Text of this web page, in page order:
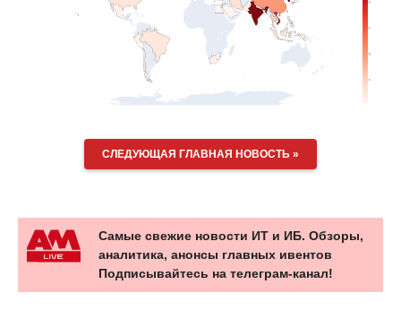
СЛЕДУЮЩАЯ ГЛАВНАЯ НОВОСТЬ »
Самые свежие новости ИТ и ИБ. Обзоры,
аналитика, анонсы главных ивентов
Подписывайтесь на телеграм-канал!